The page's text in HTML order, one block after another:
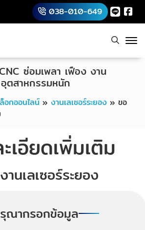
038-010-649
อกออนไลน์ » งานเลเซอร์ระยอง » ขอ
ซ่อมเพลา เฟือง งาน
อุตสาหกรรมหนัก
เอียดเพิ่มเติม
นเลเซอร์ระยอง
ณากรอกข้อมูล